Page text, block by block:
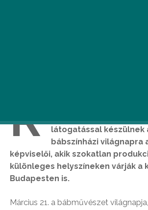
R
látogatással készülnek
bábszínházi világnapra
képviselői, akik szokatlan
különleges helyszíneken várják a
Budapesten is.
Március 21. a bábművészet